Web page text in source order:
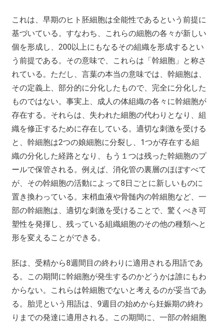
これは、早期のヒト胚細胞は全能性であるという前提に
基づいている。すなわち、これらの細胞の各々が新しい
個を形成し、200以上にもなるその組織を形成するとい
う前提である。その意味で、これらは「幹細胞」と称さ
れている。ただし、言葉の本当の意味では、幹細胞は、
その定義上、部分的に分化したもので、完全に分化した
ものではない。事実上、成人の体組織の各々に幹細胞が
存在する。それらは、失われた細胞の代わりとなり、組
織を修正するために存在している。適切な刺激を受ける
と、幹細胞は2つの娘細胞に分裂し、1つが存在する組
織の分化した経路となり、もう１つは残った幹細胞のプ
ールで保管される。例えば、消化管の裏層のほぼすべて
が、その幹細胞の活動によって8日ごとに新しいものに
置き換わっている。末梢血液や骨髄内の幹細胞など、一
部の幹細胞は、適切な刺激を受けることで、驚くべき可
塑性を発揮し、残っている組織細胞のその他の種類へと
形を変えることができる。
胚は、受精から8週間目の終わりに適用される用語であ
る。この期間に幹細胞が発生するのかどうかは誰にもわ
からない。これらは幹細胞でないと考えるのが妥当であ
る。胎児という用語は、9週目の始めから妊娠期の終わ
りまでの発達に適用される。この期間に、一部の幹細胞